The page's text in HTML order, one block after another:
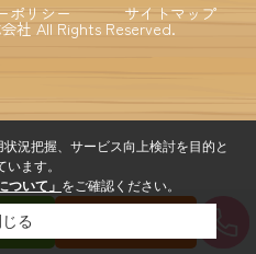
ポリシー サイトマップ
社 All Rights Reserved.
い方
況把握、サービス向上検討を目的と
ます。
ついて」 をご確認ください。
る